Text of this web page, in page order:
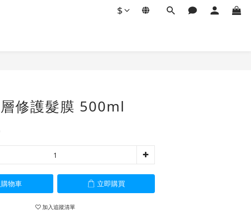
$
修護髮膜 500ml
物車 立即購買
加入追蹤清單